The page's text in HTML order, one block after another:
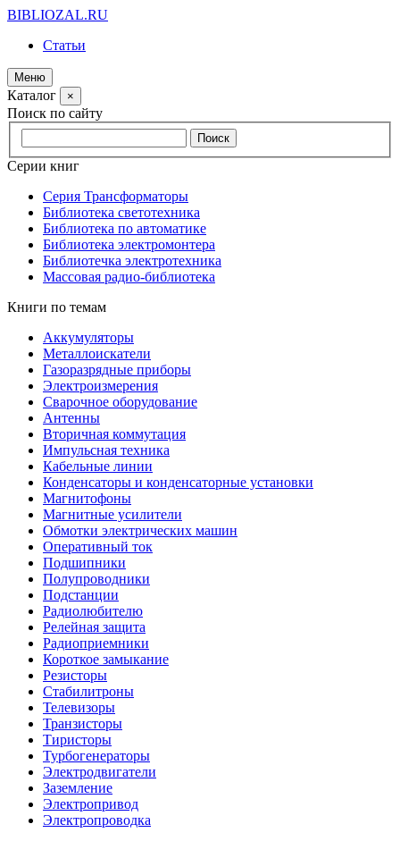
BIBLIOZAL.RU
Статьи
Меню
Каталог ×
Поиск по сайту
Серии книг
Серия Трансформаторы
Библиотека светотехника
Библиотека по автоматике
Библиотека электромонтера
Библиотечка электротехника
Массовая радио-библиотека
Книги по темам
Аккумуляторы
Металлоискатели
Газоразрядные приборы
Электроизмерения
Сварочное оборудование
Антенны
Вторичная коммутация
Импульсная техника
Кабельные линии
Конденсаторы и конденсаторные установки
Магнитофоны
Магнитные усилители
Обмотки электрических машин
Оперативный ток
Подшипники
Полупроводники
Подстанции
Радиолюбителю
Релейная защита
Радиоприемники
Короткое замыкание
Резисторы
Стабилитроны
Телевизоры
Транзисторы
Тиристоры
Турбогенераторы
Электродвигатели
Заземление
Электропривод
Электропроводка